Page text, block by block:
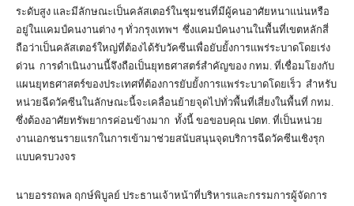
ระดับสูง และมีลักษณะเป็นคลัสเตอร์ในชุมชนที่มีผู้คนอาศัยหนาแน่นหรือ
อยู่ในแคมป์คนงานต่าง ๆ ทั่วกรุงเทพฯ ซึ่งแคมป์คนงานในพื้นที่เขตหลักสี่
ถือว่าเป็นคลัสเตอร์ใหญ่ที่ต้องได้รับวัคซีนเพื่อยับยั้งการแพร่ระบาดโดยเร่ง
ด่วน การดำเนินงานนี้จึงถือเป็นยุทธศาสตร์สำคัญของ กทม. ที่เชื่อมโยงกับ
แผนยุทธศาสตร์ของประเทศที่ต้องการยับยั้งการแพร่ระบาดโดยเร็ว สำหรับ
หน่วยฉีดวัคซีนในลักษณะนี้จะเคลื่อนย้ายจุดไปทั่วพื้นที่เสี่ยงในพื้นที่ กทม.
ซึ่งต้องอาศัยทรัพยากรค่อนข้างมาก ทั้งนี้ ขอขอบคุณ ปตท. ที่เป็นหน่วย
งานเอกชนรายแรกในการเข้ามาช่วยสนับสนุนจุดบริการฉีดวัคซีนเชิงรุก
แบบครบวงจร
นายอรรถพล ฤกษ์พิบูลย์ ประธานเจ้าหน้าที่บริหารและกรรมการผู้จัดการ